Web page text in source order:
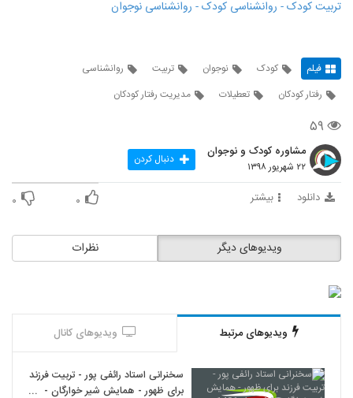
تربیت کودک - روانشناسی کودک - روانشناسی نوجوان
فیلم کودک نوجوان تربیت
روانشناسی
رفتار کودکان
تعطیلات مدیریت رفتار کودکان
۵۹
مشاوره کودک و نوجوان
۲۲ شهریور ۱۳۹۸ دنبال کردن
دانلود بیشتر ۰ ۰
نظرات ویدیوهای دیگر
ویدیوهای مرتبط ویدیوهای کانال
سخنرانی استاد رائفی پور - تربیت فرزند
برای ظهور - همایش شیر خوارگان -